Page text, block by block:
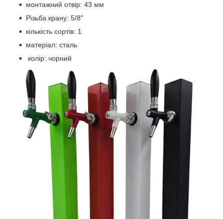
монтажний отвір: 43 мм
Різьба крану: 5/8"
кількість сортів: 1
матеріал: сталь
колір: чорний